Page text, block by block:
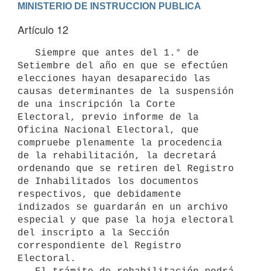
MINISTERIO DE INSTRUCCION PUBLICA
Artículo 12
Setiembre del año en que se efectúen
elecciones hayan desaparecido las
causas determinantes de la suspensión
de una inscripción la Corte
Electoral, previo informe de la
Oficina Nacional Electoral, que
compruebe plenamente la procedencia
de la rehabilitación, la decretará
ordenando que se retiren del Registro
de Inhabilitados los documentos
respectivos, que debidamente
indizados se guardarán en un archivo
especial y que pase la hoja electoral
del inscripto a la Sección
correspondiente del Registro
Electoral.